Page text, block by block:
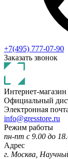
+7(495) 777-07-90
Заказать звонок
Интернет-
Официальный
Электронная
info@gresstore.ru
Режим работы
пн-пт с 9.00 до
Адрес
г. Москва,